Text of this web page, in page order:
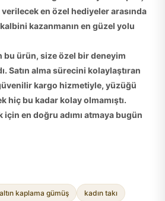
verilecek en özel hediyeler arasında
kazanmanın en güzel yolu
bu ürün, size özel bir deneyim
Satın alma sürecini kolaylaştıran
kargo hizmetiyle, yüzüğü
hiç bu kadar kolay olmamıştı.
için en doğru adımı atmaya bugün
kaplama gümüş kadın takı